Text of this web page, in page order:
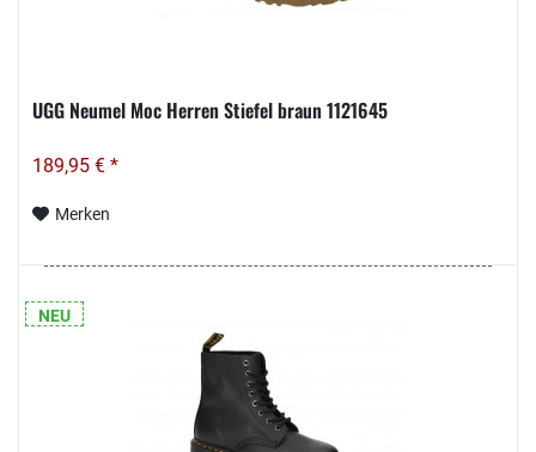
UGG Neumel Moc Herren Stiefel braun 1121645
189,95 € *
Merken
NEU